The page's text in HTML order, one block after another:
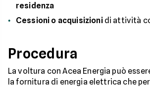
residenza
Cessioni o acquisizionidi attività
Procedura
La voltura con Acea Energia può
la fornitura di energia elettrica che